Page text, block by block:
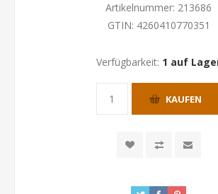
Artikelnummer: 213686
GTIN: 4260410770351
Verfügbarkeit: 1 auf
KAUFEN